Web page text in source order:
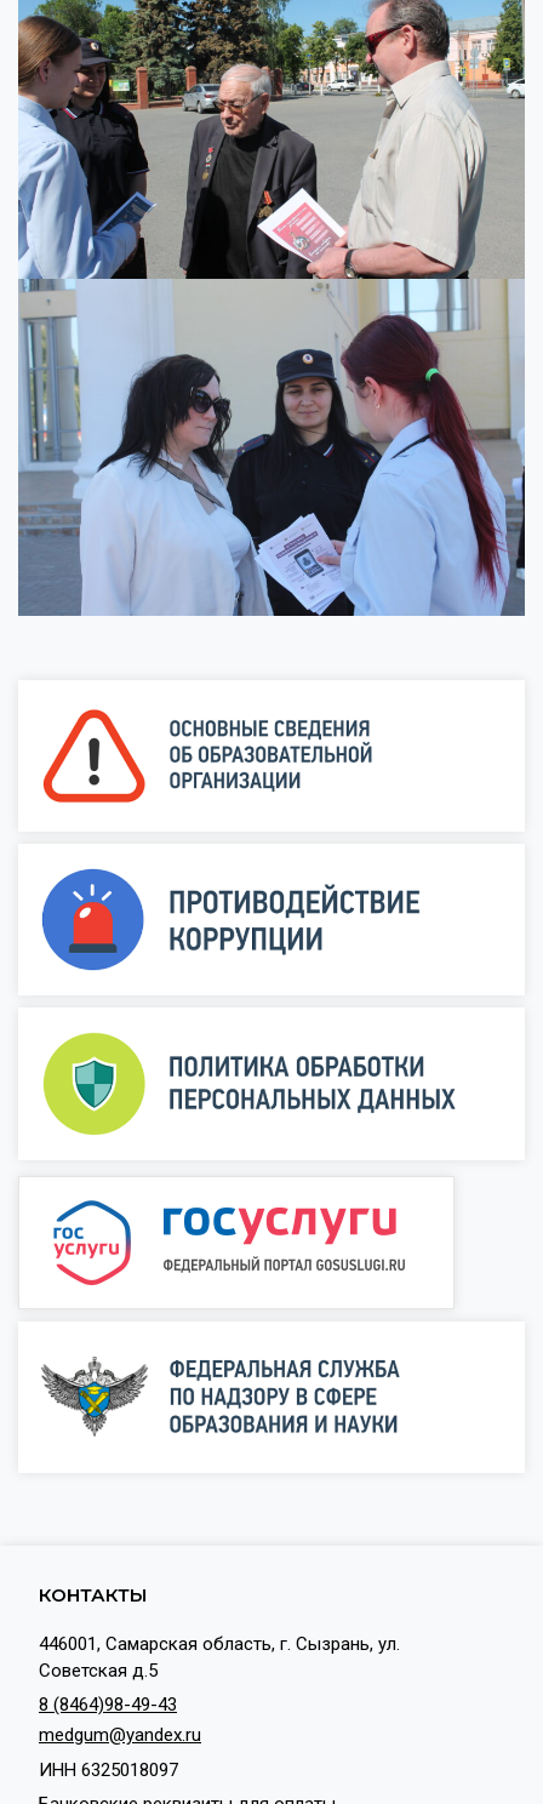
КОНТАКТЫ
446001, Самарская область, г. Сызрань, ул.
Советская д.5
8 (8464)98-49-43
medgum@yandex.ru
ИНН 6325018097